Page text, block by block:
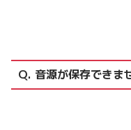
Q. 音源が保存できま